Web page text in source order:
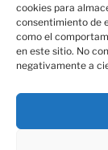
cookies para
consentimiento de
como el
en este sitio. No
negativamente a
Cookies
Aviso Legal